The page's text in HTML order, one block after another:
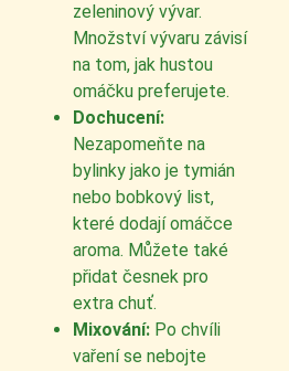
zeleninový vývar.
Množství vývaru závisí
na tom, jak hustou
omáčku preferujete.
Dochucení:
Nezapomeňte na
bylinky jako je tymián
nebo bobkový list,
které dodají omáčce
aroma. Můžete také
přidat česnek pro
extra chuť.
Mixování: Po chvíli
vaření se nebojte